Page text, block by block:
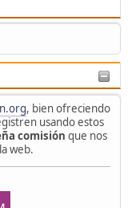
, bien ofreciendo
usando estos
comisión que nos
web.